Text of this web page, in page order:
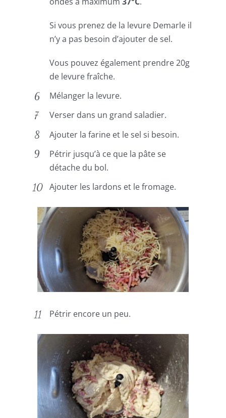
Si vous prenez de la levure Demarle il
n’y a pas besoin d’ajouter de sel.
Vous pouvez également prendre 20g
de levure fraîche.
Mélanger la levure.
Verser dans un grand saladier.
Ajouter la farine et le sel si besoin.
Pétrir jusqu’à ce que la pâte se
détache du bol.
Ajouter les lardons et le fromage.
Pétrir encore un peu.